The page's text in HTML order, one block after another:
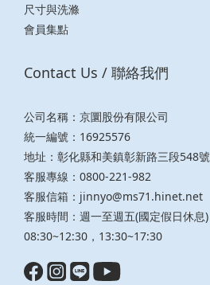
尺寸與洗滌
會員集點
Contact Us / 聯絡我們
公司名稱：京圜股份有限公司
統一編號：16925576
地址：彰化縣和美鎮彰新路三段548號
客服專線：0800-221-982
客服信箱： jinnyo@ms71.hinet.net
客服時間：週一至週五(國定假日休息)
08:30~12:30，13:30~17:30